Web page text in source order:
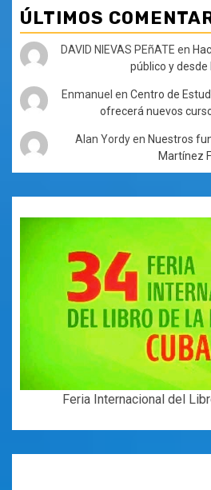
ÚLTIMOS
DAVID NIEVAS PEñATE en
público y desde
Enmanuel enCentro de
ofrecerá nuevos
Alan Yordyen Nuestros
Martínez
Feria Internacional del